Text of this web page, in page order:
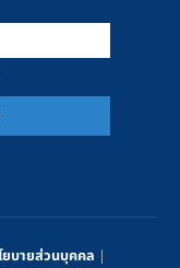
ยบายส่วนบุคคล |